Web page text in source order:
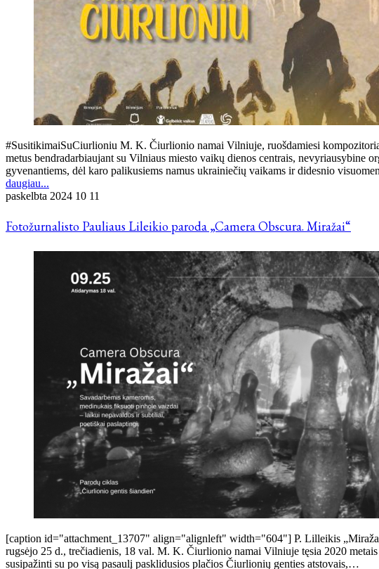
#SusitikimaiSuCiurlioniu M. K. Čiurlionio namai Vilniuje, ruošdamiesi
metus bendradarbiaujant su Vilniaus miesto vaikų dienos centrais, nevyriausybine
gyvenantiems, dėl karo palikusiems namus ukrainiečių vaikams ir didesnio
daugiau...
paskelbta 2024 10 11
Fotožurnalisto Pauliaus Lileikio paroda „Camera Obscura. Miražai“
[caption id="attachment_13707" align="alignleft" width="604"] P. Lilleikis
rugsėjo 25 d., trečiadienis, 18 val. M. K. Čiurlionio namai Vilniuje tęsia 2020
susipažinti su po visą pasaulį pasklidusios plačios Čiurlionių genties atstovais,…